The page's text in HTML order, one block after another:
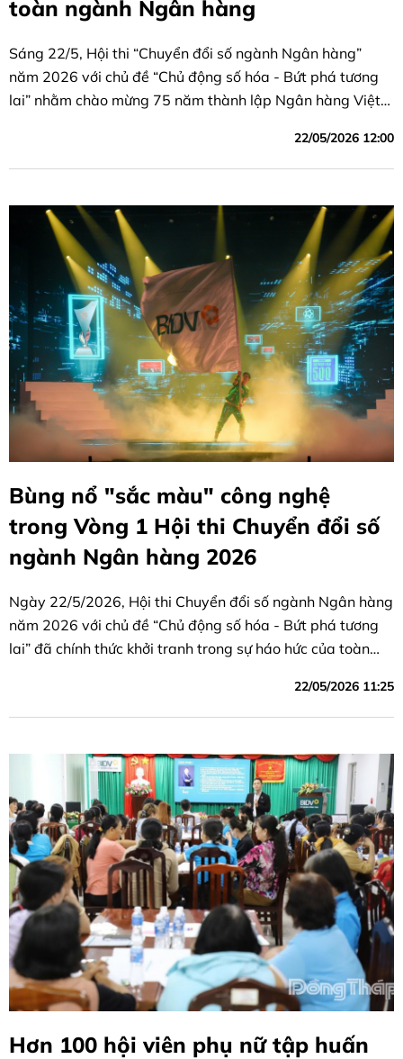
toàn ngành Ngân hàng
Sáng 22/5, Hội thi “Chuyển đổi số ngành Ngân hàng”
năm 2026 với chủ đề “Chủ động số hóa - Bứt phá tương
lai” nhằm chào mừng 75 năm thành lập Ngân hàng Việt
Chuyển đổi số ngành Ngân hàng năm 2026 (11/5/2026)
do Công đoàn Ngân hàng Việt Nam tổ chức chính thức
22/05/2026 12:00
Bùng nổ "sắc màu" công nghệ
trong Vòng 1 Hội thi Chuyển đổi số
ngành Ngân hàng 2026
Ngày 22/5/2026, Hội thi Chuyển đổi số ngành Ngân hàng
năm 2026 với chủ đề “Chủ động số hóa - Bứt phá tương
lai” đã chính thức khởi tranh trong sự háo hức của toàn
sau phiên khai mạc, vòng thi thứ nhất mang tên “Kết nối
sức mạnh” đã biến sân khấu thành một không gian công
22/05/2026 11:25
Hơn 100 hội viên phụ nữ tập huấn